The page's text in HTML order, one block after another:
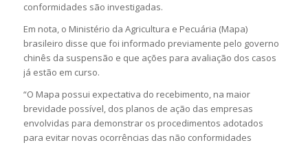
conformidades são investigadas.
Em nota, o Ministério da Agricultura e Pecuária (Mapa)
brasileiro disse que foi informado previamente pelo governo
chinês da suspensão e que ações para avaliação dos casos
já estão em curso.
“O Mapa possui expectativa do recebimento, na maior
brevidade possível, dos planos de ação das empresas
envolvidas para demonstrar os procedimentos adotados
para evitar novas ocorrências das não conformidades